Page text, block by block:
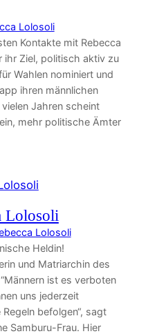
Lolosoli
Kontakte mit Rebecca
ihr Ziel, politisch aktiv zu
Wahlen nominiert und
ihren männlichen
Jahren scheint
mehr politische Ämter
Lolosoli
Lolosoli
Heldin!
und Matriarchin des
ist es verboten
uns jederzeit
befolgen“, sagt
Samburu-Frau. Hier